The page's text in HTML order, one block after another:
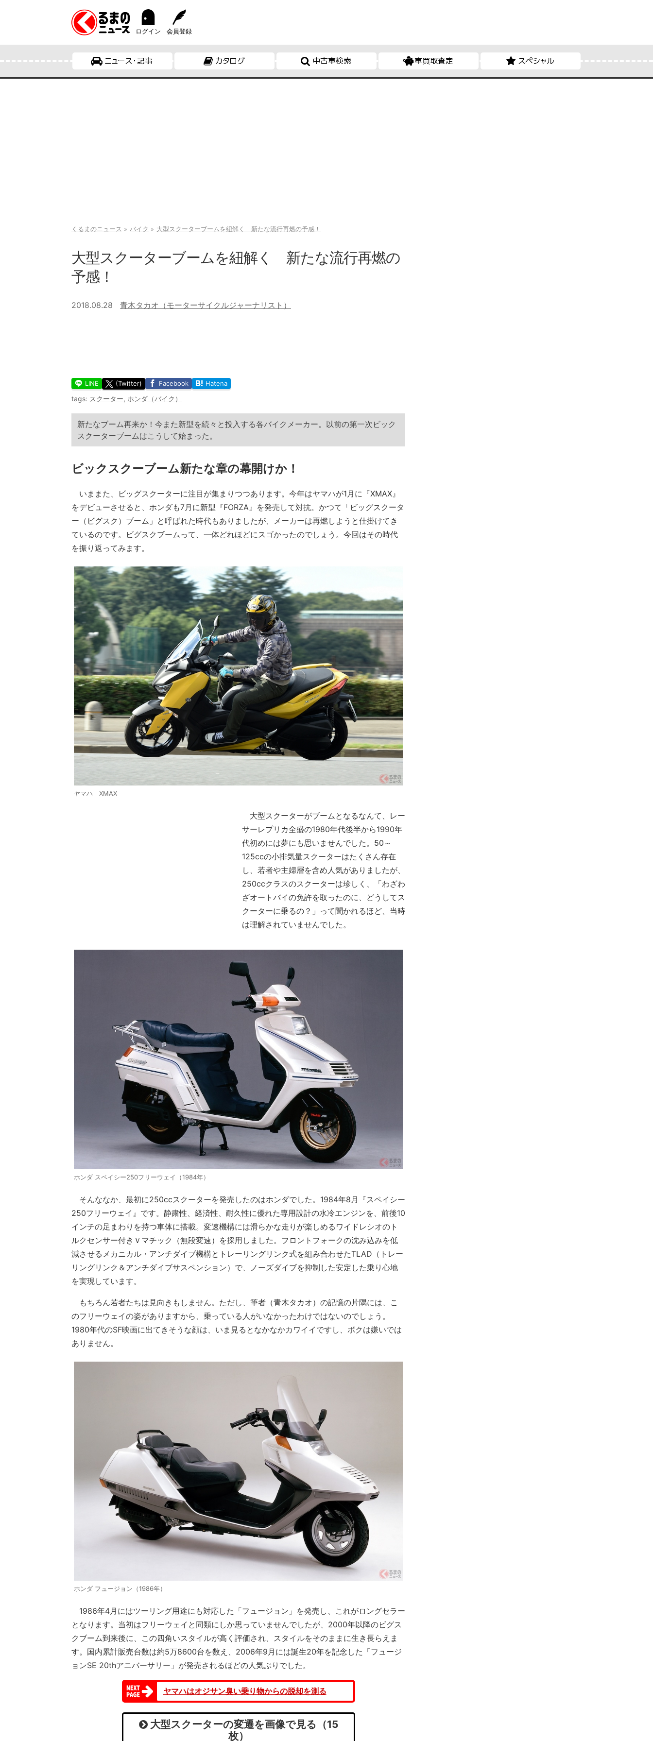
ログイン 会員登録
ニュース・記事 カタログ 中古車検索 車買取査定 スペシャル
くるまのニュース バイク 大型スクーターブームを紐解く 新たな流行再燃の予感！
大型スクーターブームを紐解く 新たな流行再燃の
予感！
2018.08.28 青木タカオ（モーターサイクルジャーナリスト）
LINE (Twitter) Facebook Hatena
tags: スクーター, ホンダ（バイク）
新たなブーム再来か！今また新型を続々と投入する各バイクメーカー。以前の第一次ビック
スクーターブームはこうして始まった。
ビックスクーブーム新たな章の幕開けか！
いままた、ビッグスクーターに注目が集まりつつあります。今年はヤマハが1月に『XMAX』
をデビューさせると、ホンダも7月に新型『FORZA』を発売して対抗。かつて「ビッグスクータ
ー（ビグスク）ブーム」と呼ばれた時代もありましたが、メーカーは再燃しようと仕掛けてき
ているのです。ビグスクブームって、一体どれほどにスゴかったのでしょう。今回はその時代
を振り返ってみます。
ヤマハ XMAX
大型スクーターがブームとなるなんて、レー
サーレプリカ全盛の1980年代後半から1990年
代初めには夢にも思いませんでした。50～
125ccの小排気量スクーターはたくさん存在
し、若者や主婦層を含め人気がありましたが、
250ccクラスのスクーターは珍しく、「わざわ
ざオートバイの免許を取ったのに、どうしてス
クーターに乗るの？」って聞かれるほど、当時
は理解されていませんでした。
ホンダ スペイシー250フリーウェイ（1984年）
そんななか、最初に250ccスクーターを発売したのはホンダでした。1984年8月『スペイシー
250フリーウェイ』です。静粛性、経済性、耐久性に優れた専用設計の水冷エンジンを、前後10
インチの足まわりを持つ車体に搭載。変速機構には滑らかな走りが楽しめるワイドレシオのト
ルクセンサー付きＶマチック（無段変速）を採用しました。フロントフォークの沈み込みを低
減させるメカニカル・アンチダイブ機構とトレーリングリンク式を組み合わせたTLAD（トレー
リングリンク＆アンチダイブサスペンション）で、ノーズダイブを抑制した安定した乗り心地
を実現しています。
もちろん若者たちは見向きもしません。ただし、筆者（青木タカオ）の記憶の片隅には、こ
のフリーウェイの姿がありますから、乗っている人がいなかったわけではないのでしょう。
1980年代のSF映画に出てきそうな顔は、いま見るとなかなかカワイイですし、ボクは嫌いでは
ありません。
ホンダ フュージョン（1986年）
1986年4月にはツーリング用途にも対応した「フュージョン」を発売し、これがロングセラー
となります。当初はフリーウェイと同類にしか思っていませんでしたが、2000年以降のビグス
クブーム到来後に、この四角いスタイルが高く評価され、スタイルをそのままに生き長らえま
す。国内累計販売台数は約5万8600台を数え、2006年9月には誕生20年を記念した「フュージ
ョンSE 20thアニバーサリー」が発売されるほどの人気ぶりでした。
ヤマハはオジサン臭い乗り物からの脱却を測る
大型スクーターの変遷を画像で見る（15
枚）